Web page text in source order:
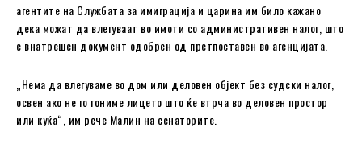
агентите на Службата за имиграција и царина им било кажано
дека можат да влегуваат во имоти со административен налог, што
е внатрешен документ одобрен од претпоставен во агенцијата.
„Нема да влегуваме во дом или деловен објект без судски налог,
освен ако не го гониме лицето што ќе втрча во деловен простор
или куќа“, им рече Малин на сенаторите.